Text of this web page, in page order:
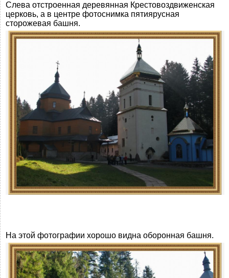
Слева отстроенная деревянная Крестовоздвиженская
церковь, а в центре фотоснимка пятиярусная
сторожевая башня.
На этой фотографии хорошо видна оборонная башня.